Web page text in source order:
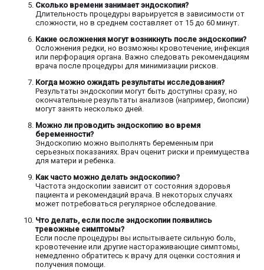
Сколько времени занимает эндоскопия?
Длительность процедуры варьируется в зависимости от
сложности, но в среднем составляет от 15 до 60 минут.
Какие осложнения могут возникнуть после эндоскопии?
Осложнения редки, но возможны кровотечение, инфекция
или перфорация органа. Важно следовать рекомендациям
врача после процедуры для минимизации рисков.
Когда можно ожидать результаты исследования?
Результаты эндоскопии могут быть доступны сразу, но
окончательные результаты анализов (например, биопсии)
могут занять несколько дней.
Можно ли проводить эндоскопию во время
беременности?
Эндоскопию можно выполнять беременным при
серьезных показаниях. Врач оценит риски и преимущества
для матери и ребенка.
Как часто можно делать эндоскопию?
Частота эндоскопии зависит от состояния здоровья
пациента и рекомендаций врача. В некоторых случаях
может потребоваться регулярное обследование.
Что делать, если после эндоскопии появились
тревожные симптомы?
Если после процедуры вы испытываете сильную боль,
кровотечение или другие настораживающие симптомы,
немедленно обратитесь к врачу для оценки состояния и
получения помощи.